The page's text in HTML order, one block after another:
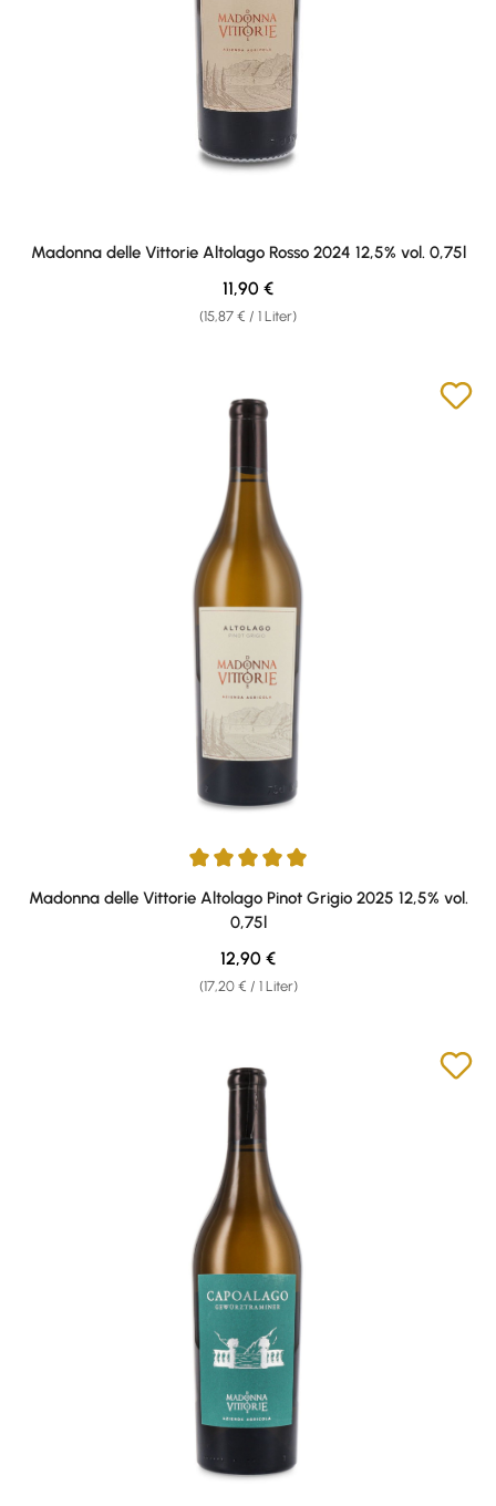
Madonna delle Vittorie Altolago Rosso 2024 12,5% vol. 0,75l
(15,87 € / 1 Liter)
Regulärer Preis:
11,90 €
Durchschnittliche Bewertung von 5 von 5 Sternen
Madonna delle Vittorie Altolago Pinot Grigio 2025 12,5% vol.
0,75l
(17,20 € / 1 Liter)
Regulärer Preis:
12,90 €